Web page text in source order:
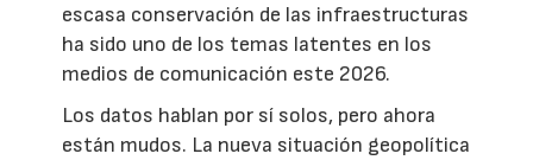
escasa conservación de las infraestructuras
ha sido uno de los temas latentes en los
medios de comunicación este 2026.
Los datos hablan por sí solos, pero ahora
están mudos. La nueva situación geopolítica